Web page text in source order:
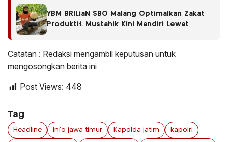
YBM BRILiaN SBO Malang Optimalkan Zakat
Produktif, Mustahik Kini Mandiri Lewat
Catatan : Redaksi mengambil keputusan untuk
mengosongkan berita ini
Post Views: 448
Tag
Headline Info jawa timur Kapolda jatim kapolri